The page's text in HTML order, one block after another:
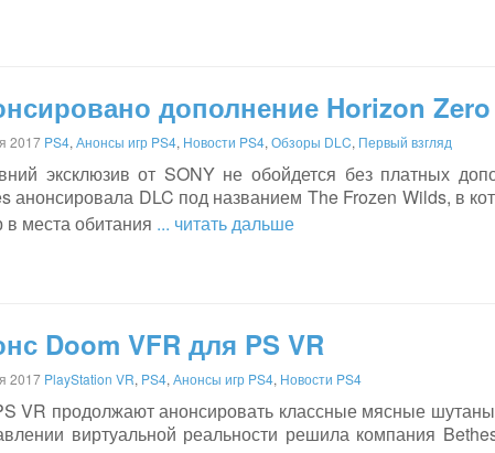
дополнение Horizon
2017 PS4, Анонсы игр PS4, Новости PS4, Обзоры DLC, Первый взгляд
эксклюзив от SONY не обойдется без платных
анонсировала DLC под названием The Frozen Wilds, в
в места обитания ... читать дальше
Doom VFR для PS VR
2017 PlayStation VR, PS4, Анонсы игр PS4, Новости PS4
VR продолжают анонсировать классные мясные
виртуальной реальности решила компания